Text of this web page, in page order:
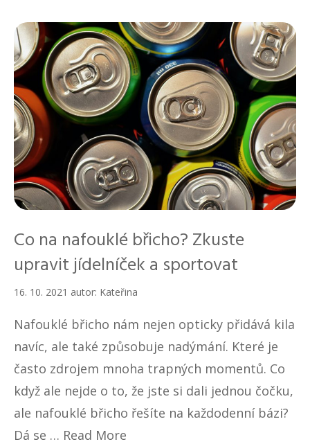
i
k
y
Co na nafouklé břicho? Zkuste
upravit jídelníček a sportovat
16. 10. 2021 autor: Kateřina
Nafouklé břicho nám nejen opticky přidává kila
navíc, ale také způsobuje nadýmání. Které je
často zdrojem mnoha trapných momentů. Co
když ale nejde o to, že jste si dali jednou čočku,
ale nafouklé břicho řešíte na každodenní bázi?
Dá se … Read More